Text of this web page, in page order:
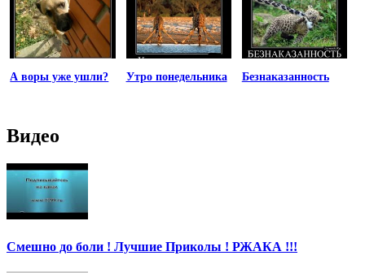
А воры уже ушли? Утро понедельника Безнаказанность
Видео
Смешно до боли ! Лучшие Приколы ! РЖАКА !!!